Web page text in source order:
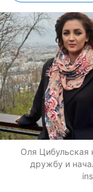
Оля Цибульская
дружбу и